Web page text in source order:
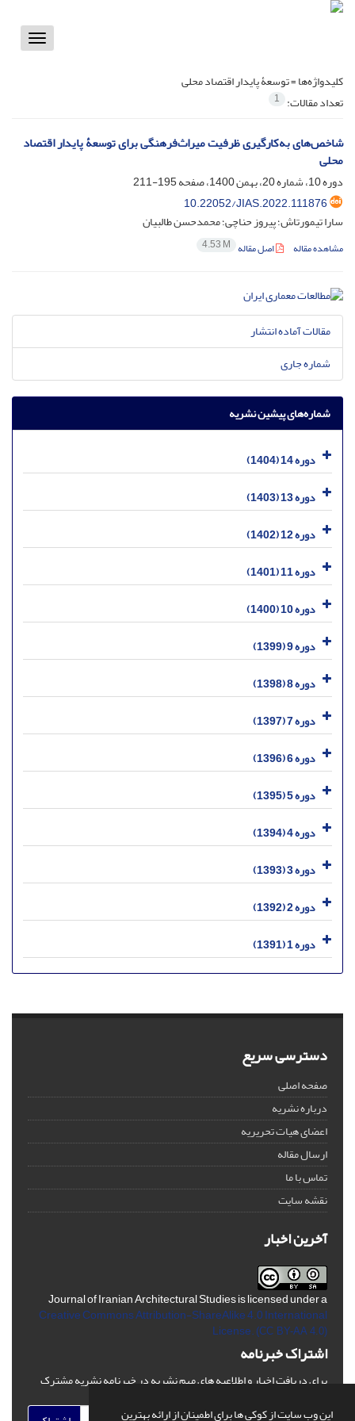
این وب سایت از کوکی ها برای اطمینان از ارائه بهترین
Toggle
کلیدواژه‌ها =توسعۀ پایدار اقتصاد محلی
تعداد مقالات: 1
شاخص‌های به‌کارگیری ظرفیت میراث‌فرهنگی برای توسعۀ پایدار اقتصاد
محلی
دوره 10، شماره 20، بهمن 1400، صفحه
195-211
10.22052/JIAS.2022.111876
سارا تیمورتاش؛ پیروز حناچی؛ محمدحسن طالبیان
مشاهده مقاله اصل مقاله 4.53 M
مقالات آماده انتشار
شماره جاری
شماره‌های پیشین نشریه
دوره 14 (1404)
دوره 13 (1403)
دوره 12 (1402)
دوره 11 (1401)
دوره 10 (1400)
دوره 9 (1399)
دوره 8 (1398)
دوره 7 (1397)
دوره 6 (1396)
دوره 5 (1395)
دوره 4 (1394)
دوره 3 (1393)
دوره 2 (1392)
دوره 1 (1391)
دسترسی سریع
صفحه اصلی
درباره نشریه
اعضای هیات تحریریه
ارسال مقاله
تماس با ما
نقشه سایت
آخرین اخبار
Journal of Iranian Architectural Studies is licensed under a
Creative Commons Attribution-ShareAlike 4.0 International
License. (CC BY-AA 4.0)
اشتراک خبرنامه
برای دریافت اخبار و اطلاعیه های مهم نشریه در خبرنامه نشریه مشترک